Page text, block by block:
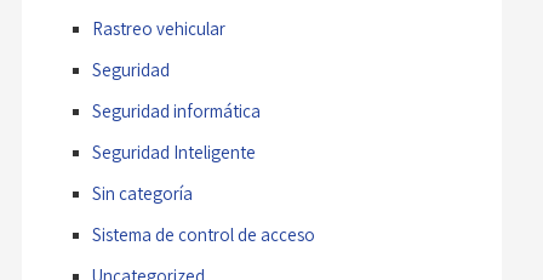
Rastreo vehicular
Seguridad
Seguridad informática
Seguridad Inteligente
Sin categoría
Sistema de control de acceso